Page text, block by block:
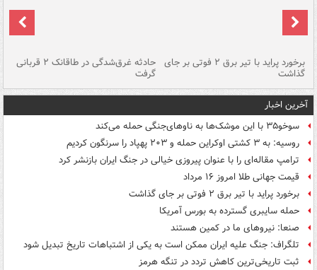
برخورد پراید با تیر برق ۲ فوتی بر جای
گذاشت
حادثه غرق‌شدگی در طاقانک ۲ قربانی
گرفت
آخرین اخبار
سوخو۳۵ با این موشک‌ها به ناوهای‌جنگی حمله می‌کند
روسیه: به ۳ کشتی اوکراین حمله و ۲۰۳ پهپاد را سرنگون کردیم
ترامپ مقاله‌ای را با عنوان پیروزی خیالی در جنگ ایران بازنشر کرد
قیمت جهانی طلا امروز ۱۶ مرداد
برخورد پراید با تیر برق ۲ فوتی بر جای گذاشت
حمله سایبری گسترده به بورس آمریکا
صنعا: نیروهای ما در کمین‌ هستند
تلگراف: جنگ علیه ایران ممکن است به یکی از اشتباهات تاریخ تبدیل شود
ثبت تاریخی‌ترین کاهش تردد در تنگه هرمز